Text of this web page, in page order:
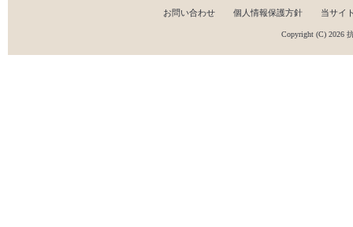
お問い合わせ 個人情報保護方針 当サイ
Copyright (C) 2026